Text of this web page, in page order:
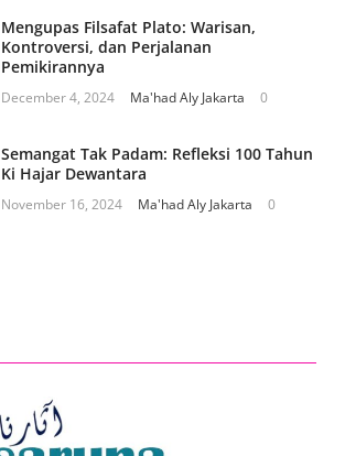
Mengupas Filsafat Plato: Warisan,
Kontroversi, dan Perjalanan
Pemikirannya
December 4, 2024 Ma'had Aly Jakarta 0
Semangat Tak Padam: Refleksi 100 Tahun
Ki Hajar Dewantara
November 16, 2024 Ma'had Aly Jakarta 0